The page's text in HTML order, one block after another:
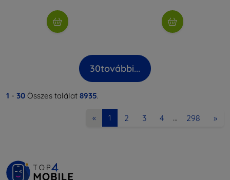
30további...
1 - 30 Összes találat 8935.
« 1 2 3 4 … 298 »